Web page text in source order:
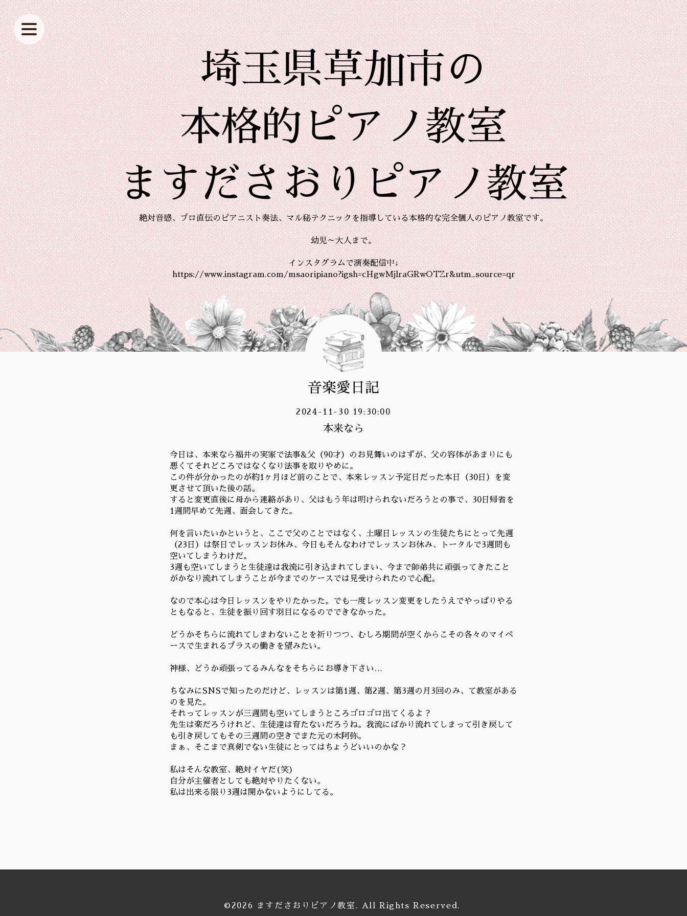
埼玉県草加市の
本格的ピアノ教室
ますださおりピアノ教室
絶対音感、プロ直伝のピアニスト奏法、マル秘テクニックを指導している本格的な完全個人のピアノ教室です。
幼児～大人まで。
インスタグラムで演奏配信中↓
https://www.instagram.com/msaoripiano?igsh=cHgwMjlraGRwOTZr&utm_source=qr
音楽愛日記
2024-11-30 19:30:00
本来なら
今日は、本来なら福井の実家で法事&父（90才）のお見舞いのはずが、父の容体があまりにも
悪くてそれどころではなくなり法事を取りやめに。
この件が分かったのが約1ヶ月ほど前のことで、本来レッスン予定日だった本日（30日）を変
更させて頂いた後の話。
すると変更直後に母から連絡があり、父はもう年は明けられないだろうとの事で、30日帰省を
1週間早めて先週、面会してきた。
何を言いたいかというと、ここで父のことではなく、土曜日レッスンの生徒たちにとって先週
（23日）は祭日でレッスンお休み、今日もそんなわけでレッスンお休み、トータルで3週間も
空いてしまうわけだ。
3週も空いてしまうと生徒達は我流に引き込まれてしまい、今まで師弟共に頑張ってきたこと
がかなり流れてしまうことが今までのケースでは見受けられたので心配。
なので本心は今日レッスンをやりたかった。でも一度レッスン変更をしたうえでやっぱりやる
ともなると、生徒を振り回す羽目になるのでできなかった。
どうかそちらに流れてしまわないことを祈りつつ、むしろ期間が空くからこその各々のマイペ
ースで生まれるプラスの働きを望みたい。
神様、どうか頑張ってるみんなをそちらにお導き下さい…
ちなみにSNSで知ったのだけど、レッスンは第1週、第2週、第3週の月3回のみ、て教室がある
のを見た。
それってレッスンが三週間も空いてしまうところゴロゴロ出てくるよ？
先生は楽だろうけれど、生徒達は育たないだろうね。我流にばかり流れてしまって引き戻して
も引き戻してもその三週間の空きでまた元の木阿弥。
まぁ、そこまで真剣でない生徒にとってはちょうどいいのかな？
私はそんな教室、絶対イヤだ(笑)
自分が主催者としても絶対やりたくない。
私は出来る限り3週は開かないようにしてる。
©2026 ますださおりピアノ教室 . All Rights Reserved.